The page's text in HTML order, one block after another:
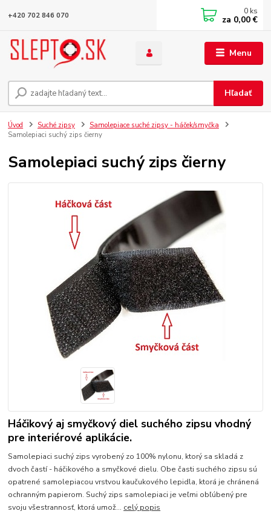
Menu
Hľadať
+420 702 846 070 0 ks
za 0,00 €
Úvod Suché zipsy
Samolepiace suché zipsy - háček/smyčka
Samolepiaci suchý zips čierny
Samolepiaci suchý zips čierny
Háčikový aj smyčkový diel suchého zipsu vhodný
pre interiérové aplikácie.
Samolepiaci suchý zips vyrobený zo 100% nylonu, ktorý sa skladá z
dvoch častí - háčikového a smyčkové dielu. Obe časti suchého zipsu sú
opatrené samolepiacou vrstvou kaučukového lepidla, ktorá je chránená
ochranným papierom. Suchý zips samolepiaci je veľmi obľúbený pre
svoju všestrannosť, ktorá umož... celý popis